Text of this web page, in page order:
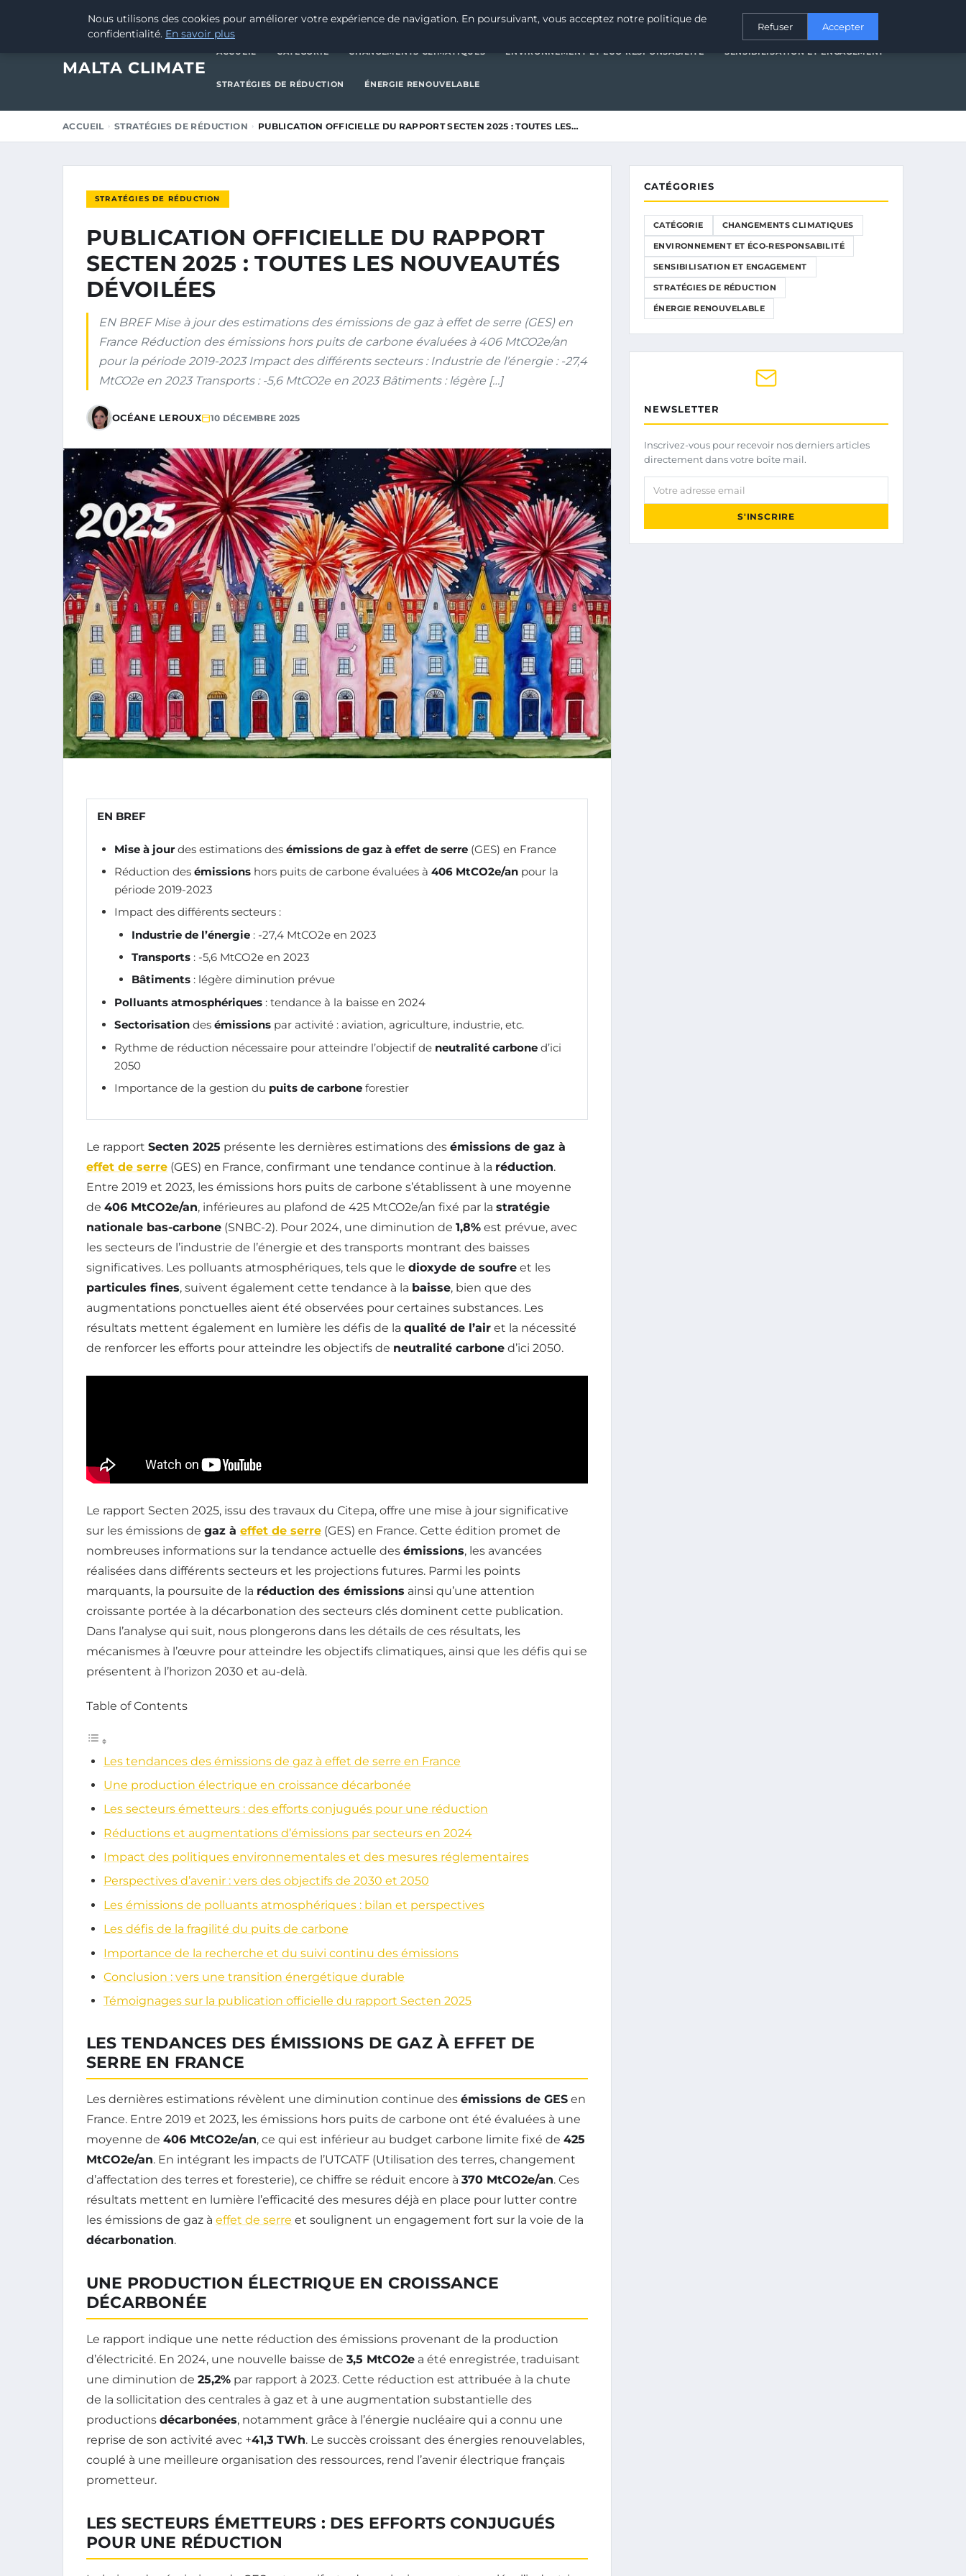
10 DÉCEMBRE 2025 CATÉGORIE CHANGEMENTS CLIMATIQUES ENVIRONNEMENT ET ÉCO-RESPONSABILITÉSENSIBILISATION ET ENGAGEMENT
MALTA CLIMATE
ACCUEIL CATÉGORIE CHANGEMENTS CLIMATIQUES ENVIRONNEMENT ET ÉCO-RESPONSABILITÉ SENSIBILISATION ET ENGAGEMENT
STRATÉGIES DE RÉDUCTION ÉNERGIE RENOUVELABLE
ACCUEIL STRATÉGIES DE RÉDUCTION PUBLICATION OFFICIELLE DU RAPPORT SECTEN 2025 : TOUTES LES…
STRATÉGIES DE RÉDUCTION
PUBLICATION OFFICIELLE DU RAPPORT
SECTEN 2025 : TOUTES LES NOUVEAUTÉS
DÉVOILÉES
EN BREF Mise à jour des estimations des émissions de gaz à effet de serre (GES) en
France Réduction des émissions hors puits de carbone évaluées à 406 MtCO2e/an
pour la période 2019-2023 Impact des différents secteurs : Industrie de l’énergie : -27,4
MtCO2e en 2023 Transports : -5,6 MtCO2e en 2023 Bâtiments : légère […]
OCÉANE LEROUX 10 DÉCEMBRE 2025
EN BREF
Mise à jour des estimations des émissions de gaz à effet de serre (GES) en France
Réduction des émissions hors puits de carbone évaluées à 406 MtCO2e/an pour la
période 2019-2023
Impact des différents secteurs :
Industrie de l’énergie : -27,4 MtCO2e en 2023
Transports : -5,6 MtCO2e en 2023
Bâtiments : légère diminution prévue
Polluants atmosphériques : tendance à la baisse en 2024
Sectorisation des émissions par activité : aviation, agriculture, industrie, etc.
Rythme de réduction nécessaire pour atteindre l’objectif de neutralité carbone d’ici
2050
Importance de la gestion du puits de carbone forestier
Le rapport Secten 2025 présente les dernières estimations des émissions de gaz à
effet de serre (GES) en France, confirmant une tendance continue à la réduction.
Entre 2019 et 2023, les émissions hors puits de carbone s’établissent à une moyenne
de 406 MtCO2e/an, inférieures au plafond de 425 MtCO2e/an fixé par la stratégie
nationale bas-carbone (SNBC-2). Pour 2024, une diminution de 1,8% est prévue, avec
les secteurs de l’industrie de l’énergie et des transports montrant des baisses
significatives. Les polluants atmosphériques, tels que le dioxyde de soufre et les
particules fines, suivent également cette tendance à la baisse, bien que des
augmentations ponctuelles aient été observées pour certaines substances. Les
résultats mettent également en lumière les défis de la qualité de l’air et la nécessité
de renforcer les efforts pour atteindre les objectifs de neutralité carbone d’ici 2050.
Le rapport Secten 2025, issu des travaux du Citepa, offre une mise à jour significative
sur les émissions de gaz à effet de serre (GES) en France. Cette édition promet de
nombreuses informations sur la tendance actuelle des émissions, les avancées
réalisées dans différents secteurs et les projections futures. Parmi les points
marquants, la poursuite de la réduction des émissions ainsi qu’une attention
croissante portée à la décarbonation des secteurs clés dominent cette publication.
Dans l’analyse qui suit, nous plongerons dans les détails de ces résultats, les
mécanismes à l’œuvre pour atteindre les objectifs climatiques, ainsi que les défis qui se
présentent à l’horizon 2030 et au-delà.
Table of Contents
Les tendances des émissions de gaz à effet de serre en France
Une production électrique en croissance décarbonée
Les secteurs émetteurs : des efforts conjugués pour une réduction
Réductions et augmentations d’émissions par secteurs en 2024
Impact des politiques environnementales et des mesures réglementaires
Perspectives d’avenir : vers des objectifs de 2030 et 2050
Les émissions de polluants atmosphériques : bilan et perspectives
Les défis de la fragilité du puits de carbone
Importance de la recherche et du suivi continu des émissions
Conclusion : vers une transition énergétique durable
Témoignages sur la publication officielle du rapport Secten 2025
LES TENDANCES DES ÉMISSIONS DE GAZ À EFFET DE
SERRE EN FRANCE
Les dernières estimations révèlent une diminution continue des émissions de GES en
France. Entre 2019 et 2023, les émissions hors puits de carbone ont été évaluées à une
moyenne de 406 MtCO2e/an, ce qui est inférieur au budget carbone limite fixé de 425
MtCO2e/an. En intégrant les impacts de l’UTCATF (Utilisation des terres, changement
d’affectation des terres et foresterie), ce chiffre se réduit encore à 370 MtCO2e/an. Ces
résultats mettent en lumière l’efficacité des mesures déjà en place pour lutter contre
les émissions de gaz à effet de serre et soulignent un engagement fort sur la voie de la
décarbonation.
UNE PRODUCTION ÉLECTRIQUE EN CROISSANCE
DÉCARBONÉE
Le rapport indique une nette réduction des émissions provenant de la production
d’électricité. En 2024, une nouvelle baisse de 3,5 MtCO2e a été enregistrée, traduisant
une diminution de 25,2% par rapport à 2023. Cette réduction est attribuée à la chute
de la sollicitation des centrales à gaz et à une augmentation substantielle des
productions décarbonées, notamment grâce à l’énergie nucléaire qui a connu une
reprise de son activité avec +41,3 TWh. Le succès croissant des énergies renouvelables,
couplé à une meilleure organisation des ressources, rend l’avenir électrique français
prometteur.
LES SECTEURS ÉMETTEURS : DES EFFORTS CONJUGUÉS
POUR UNE RÉDUCTION
CATÉGORIES
CATÉGORIE CHANGEMENTS CLIMATIQUES
ENVIRONNEMENT ET ÉCO-RESPONSABILITÉ
SENSIBILISATION ET ENGAGEMENT
STRATÉGIES DE RÉDUCTION
ÉNERGIE RENOUVELABLE
NEWSLETTER
Inscrivez-vous pour recevoir nos derniers articles
directement dans votre boîte mail.
Votre adresse email
S'INSCRIRE
Nous utilisons des cookies pour améliorer votre expérience de navigation. En poursuivant, vous acceptez notre politique de
confidentialité. En savoir plus
Refuser Accepter